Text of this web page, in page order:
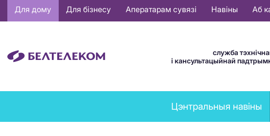
Основная
навигация
Для дому Для бізнесу Аператарам сувязі Навіны Аб
служба
і кансультацыйнай
News
menu
Цэнтральныя навіны